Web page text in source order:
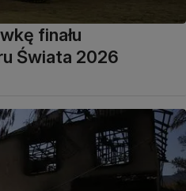
finału
Świata 2026